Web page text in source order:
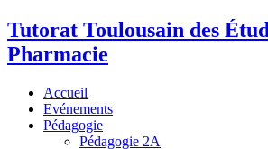
Tutorat Toulousain des
Pharmacie
Accueil
Evénements
Pédagogie
Pédagogie 2A